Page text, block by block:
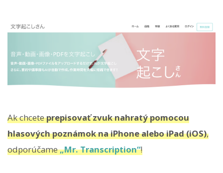
Ak chceteprepisovať zvuk nahratý pomocou
hlasových poznámok na iPhone alebo iPad (iOS),
odporúčame„Mr. Transcription“!